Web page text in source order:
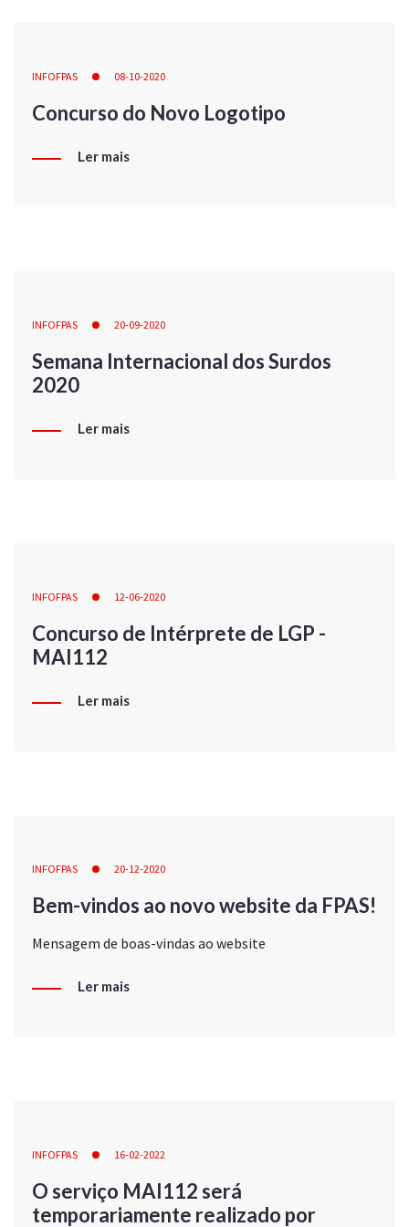
INFOFPAS 08-10-2020
Concurso do Novo Logotipo
Ler mais
INFOFPAS 20-09-2020
Semana Internacional dos Surdos
2020
Ler mais
INFOFPAS 12-06-2020
Concurso de Intérprete de LGP -
MAI112
Ler mais
INFOFPAS 20-12-2020
Bem-vindos ao novo website da FPAS!
Mensagem de boas-vindas ao website
Ler mais
INFOFPAS 16-02-2022
O serviço MAI112 será
temporariamente realizado por